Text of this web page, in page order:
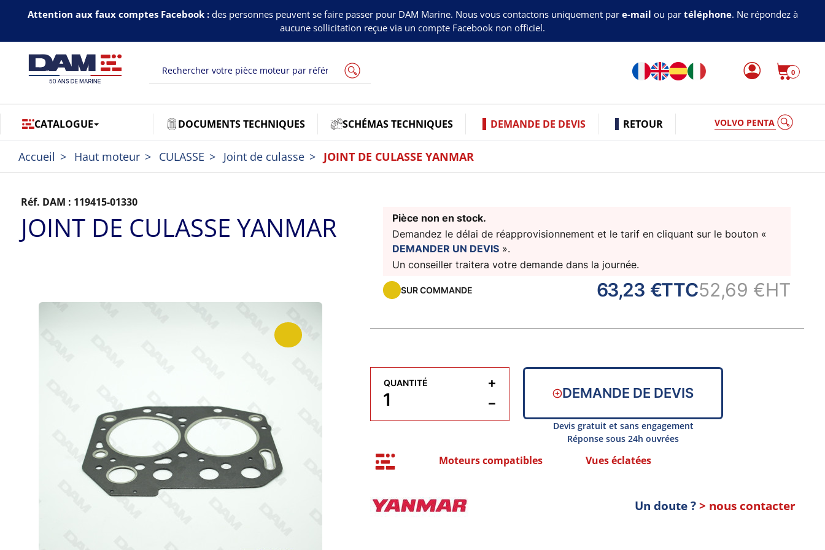
Attention aux faux comptes Facebook :des personnes peuvent se faire passer pour DAM Marine. Nous vous contactons uniquement par e-mail ou par téléphone. Ne répondez à
aucune sollicitation reçue via un compte Facebook non officiel.
0
CATALOGUE DOCUMENTS TECHNIQUES SCHÉMAS TECHNIQUES DEMANDE DE DEVIS RETOUR VOLVO PENTA
Accueil Haut moteur CULASSE Joint de culasse JOINT DE CULASSE YANMAR
Réf. DAM : 119415-01330
JOINT DE CULASSE YANMAR
Pièce non en stock.
Demandez le délai de réapprovisionnement et le tarif en cliquant sur le bouton «
DEMANDER UN DEVIS».
Un conseiller traitera votre demande dans la journée.
SUR COMMANDE 63,23 €TTC52,69 €HT
QUANTITÉ
−
+
DEMANDE DE DEVIS
Devis gratuit et sans engagement
Réponse sous 24h ouvrées
Moteurs compatibles Vues éclatées
Un doute ?> nous contacter